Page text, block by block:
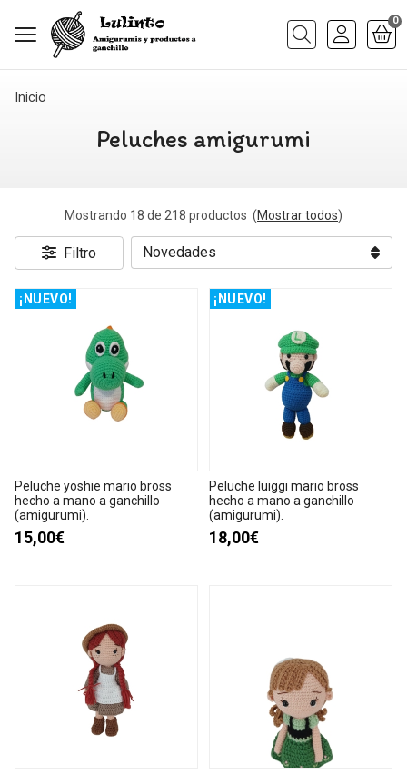
Buscar
0
Inicio
Peluches amigurumi
Mostrando 18 de 218 productos (Mostrar todos)
Filtro
¡NUEVO!
Peluche yoshie mario bross
hecho a mano a ganchillo
(amigurumi).
15,00€
¡NUEVO!
Peluche luiggi mario bross
hecho a mano a ganchillo
(amigurumi).
18,00€